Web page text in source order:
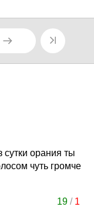
сутки орания ты
чуть громче
19 / 1